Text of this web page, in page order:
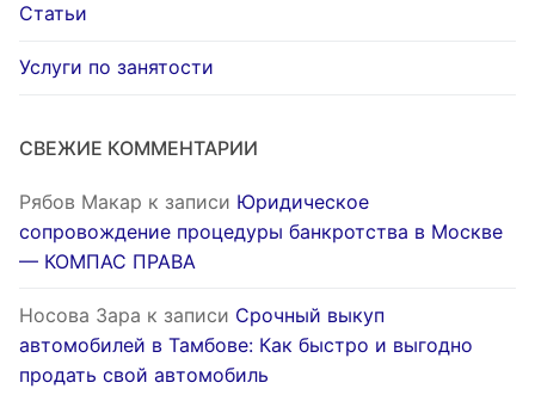
Статьи
Услуги по занятости
СВЕЖИЕ КОММЕНТАРИИ
Рябов Макар к записи Юридическое
сопровождение процедуры банкротства в Москве
— КОМПАС ПРАВА
Носова Зара к записи Срочный выкуп
автомобилей в Тамбове: Как быстро и выгодно
продать свой автомобиль